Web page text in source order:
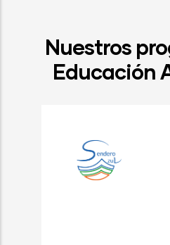
Nuestros
Educación